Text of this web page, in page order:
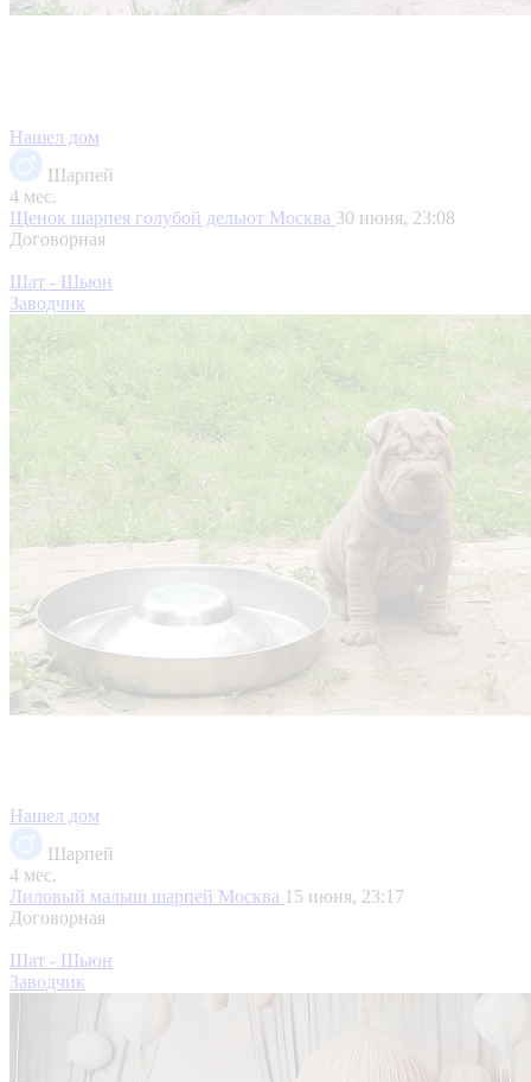
Нашел дом
Шарпей
4 мес.
Щенок шарпея голубой дельют Москва 30 июня, 23:08
Договорная
Шат - Шьюн
Заводчик
Нашел дом
Шарпей
4 мес.
Лиловый малыш шарпей Москва 15 июня, 23:17
Договорная
Шат - Шьюн
Заводчик